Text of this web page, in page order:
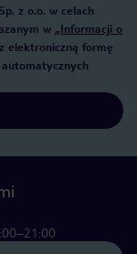
z o.o. w celach
w „Informacji o
elektroniczną formę